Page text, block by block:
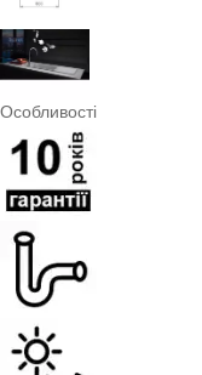
Особливості